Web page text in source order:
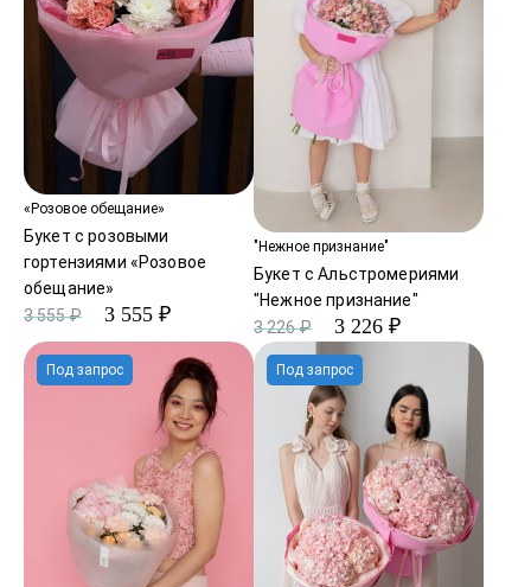
«Розовое обещание»
Букет с розовыми
гортензиями «Розовое
обещание»
3 555 ₽
3 555 ₽
"Нежное признание"
Букет с Альстромериями
"Нежное признание"
3 226 ₽
3 226 ₽
Под запрос Под запрос